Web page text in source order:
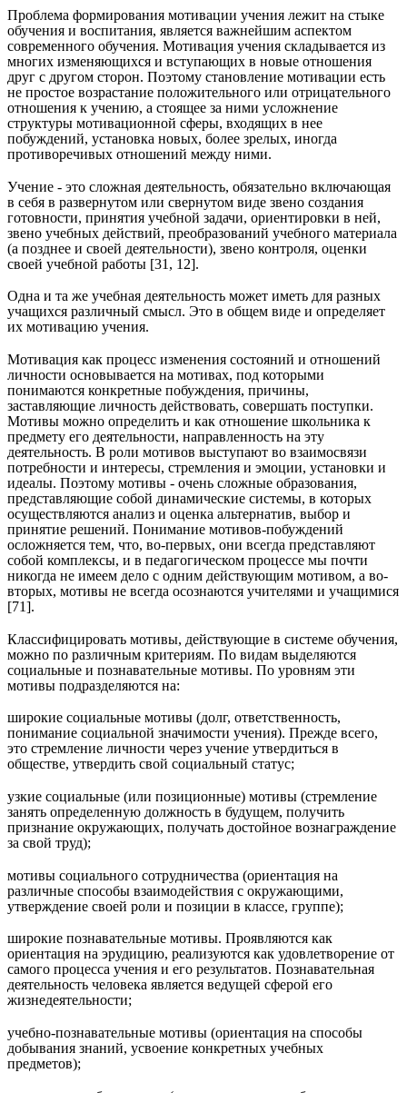
Проблема формирования мотивации учения лежит на стыке
обучения и воспитания, является важнейшим аспектом
современного обучения. Мотивация учения складывается из
многих изменяющихся и вступающих в новые отношения
друг с другом сторон. Поэтому становление мотивации есть
не простое возрастание положительного или отрицательного
отношения к учению, а стоящее за ними усложнение
структуры мотивационной сферы, входящих в нее
побуждений, установка новых, более зрелых, иногда
противоречивых отношений между ними.
Учение - это сложная деятельность, обязательно включающая
в себя в развернутом или свернутом виде звено создания
готовности, принятия учебной задачи, ориентировки в ней,
звено учебных действий, преобразований учебного материала
(а позднее и своей деятельности), звено контроля, оценки
своей учебной работы [31, 12].
Одна и та же учебная деятельность может иметь для разных
учащихся различный смысл. Это в общем виде и определяет
их мотивацию учения.
Мотивация как процесс изменения состояний и отношений
личности основывается на мотивах, под которыми
понимаются конкретные побуждения, причины,
заставляющие личность действовать, совершать поступки.
Мотивы можно определить и как отношение школьника к
предмету его деятельности, направленность на эту
деятельность. В роли мотивов выступают во взаимосвязи
потребности и интересы, стремления и эмоции, установки и
идеалы. Поэтому мотивы - очень сложные образования,
представляющие собой динамические системы, в которых
осуществляются анализ и оценка альтернатив, выбор и
принятие решений. Понимание мотивов-побуждений
осложняется тем, что, во-первых, они всегда представляют
собой комплексы, и в педагогическом процессе мы почти
никогда не имеем дело с одним действующим мотивом, а во-
вторых, мотивы не всегда осознаются учителями и учащимися
[71].
Классифицировать мотивы, действующие в системе обучения,
можно по различным критериям. По видам выделяются
социальные и познавательные мотивы. По уровням эти
мотивы подразделяются на:
широкие социальные мотивы (долг, ответственность,
понимание социальной значимости учения). Прежде всего,
это стремление личности через учение утвердиться в
обществе, утвердить свой социальный статус;
узкие социальные (или позиционные) мотивы (стремление
занять определенную должность в будущем, получить
признание окружающих, получать достойное вознаграждение
за свой труд);
мотивы социального сотрудничества (ориентация на
различные способы взаимодействия с окружающими,
утверждение своей роли и позиции в классе, группе);
широкие познавательные мотивы. Проявляются как
ориентация на эрудицию, реализуются как удовлетворение от
самого процесса учения и его результатов. Познавательная
деятельность человека является ведущей сферой его
жизнедеятельности;
учебно-познавательные мотивы (ориентация на способы
добывания знаний, усвоение конкретных учебных
предметов);